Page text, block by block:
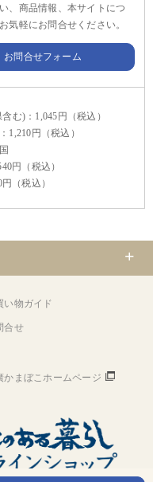
、商品情報、本サイトにつ
気軽にお問合せください。
お問合せフォーム
む)：1,045円（税込）
1,210円（税込）
円（税込）
（税込）
い物ガイド
合せ
かまぼこホームページ